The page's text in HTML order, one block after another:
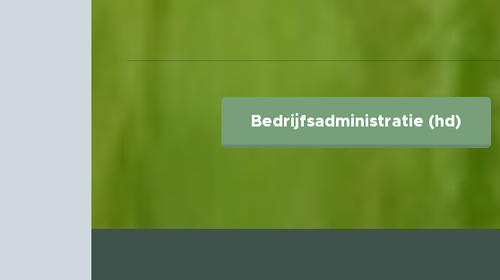
Bedrijfsadministratie (hd)